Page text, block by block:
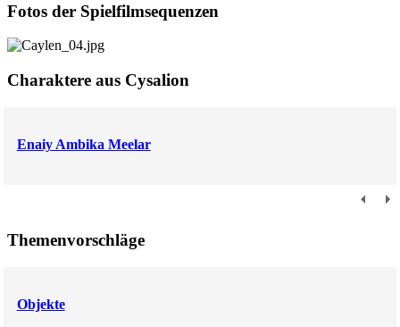
Fotos der Spielfilmsequenzen
Charaktere aus Cysalion
Enaiy Ambika Meelar
Themenvorschläge
Objekte